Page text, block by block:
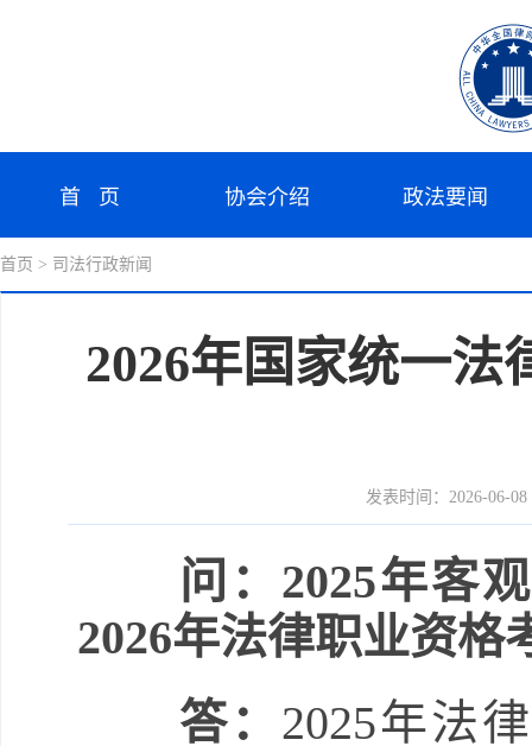
首 页 协会介绍 政法要闻
首页 > 司法行政新闻
2026年国家统一
发表时间：2026-06-08
问：2025年客
2026年法律职业资格
答： 2025年法